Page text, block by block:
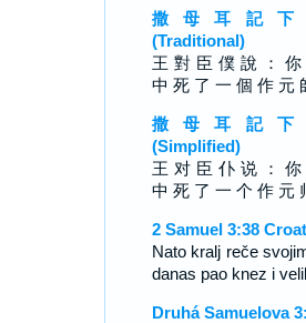
撒 母 耳 記 下
(Traditional)
王 對 臣 僕 說 ：
中 死 了 一 個 作 元
撒 母 耳 記 下
(Simplified)
王 对 臣 仆 说 ：
中 死 了 一 个 作 元
2 Samuel 3:38
Nato kralj reče
danas pao knez i
Druhá Samuelova